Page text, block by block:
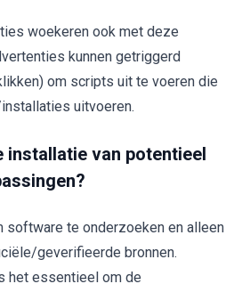
woekeren ook met deze
kunnen getriggerd
om scripts uit te voeren die
uitvoeren.
installatie van potentieel
software te onderzoeken en alleen
geverifieerde bronnen.
het essentieel om de